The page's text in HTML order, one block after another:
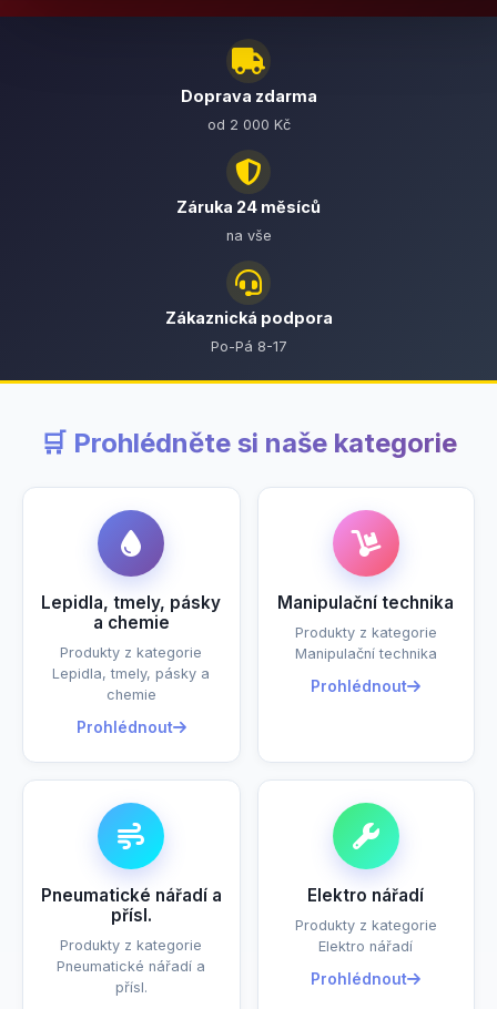
Doprava zdarma
od 2 000 Kč
Záruka 24 měsíců
na vše
Zákaznická podpora
Po-Pá 8-17
🛒 Prohlédněte si naše kategorie
Lepidla, tmely, pásky
a chemie
Produkty z kategorie
Lepidla, tmely, pásky a
chemie
Prohlédnout
Manipulační technika
Produkty z kategorie
Manipulační technika
Prohlédnout
Pneumatické nářadí a
přísl.
Produkty z kategorie
Pneumatické nářadí a
přísl.
Elektro nářadí
Produkty z kategorie
Elektro nářadí
Prohlédnout